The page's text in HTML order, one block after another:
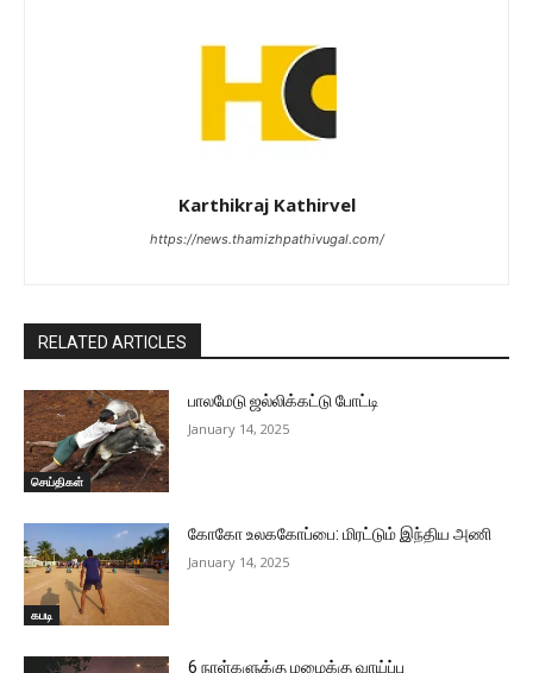
Karthikraj Kathirvel
https://news.thamizhpathivugal.com/
RELATED ARTICLES
செய்திகள்
பாலமேடு ஜல்லிக்கட்டு போட்டி
January 14, 2025
கபடி
கோகோ உலககோப்பை: மிரட்டும் இந்திய அணி
January 14, 2025
6 நாள்களுக்கு மழைக்கு வாய்ப்பு